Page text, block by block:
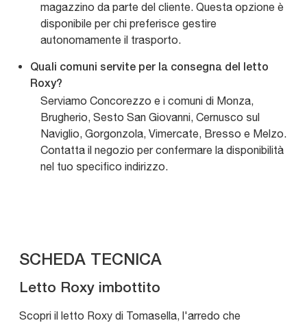
magazzino da parte del cliente. Questa opzione è
disponibile per chi preferisce gestire
autonomamente il trasporto.
Quali comuni servite per la consegna del letto
Roxy?
Serviamo Concorezzo e i comuni di Monza,
Brugherio, Sesto San Giovanni, Cernusco sul
Naviglio, Gorgonzola, Vimercate, Bresso e Melzo.
Contatta il negozio per confermare la disponibilità
nel tuo specifico indirizzo.
SCHEDA TECNICA
Letto Roxy imbottito
Scopri il letto Roxy di Tomasella, l'arredo che